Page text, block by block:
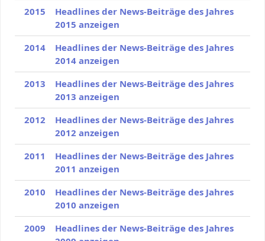
2015
Headlines der News-Beiträge des Jahres
2015 anzeigen
2014
Headlines der News-Beiträge des Jahres
2014 anzeigen
2013
Headlines der News-Beiträge des Jahres
2013 anzeigen
2012
Headlines der News-Beiträge des Jahres
2012 anzeigen
2011
Headlines der News-Beiträge des Jahres
2011 anzeigen
2010
Headlines der News-Beiträge des Jahres
2010 anzeigen
2009
Headlines der News-Beiträge des Jahres